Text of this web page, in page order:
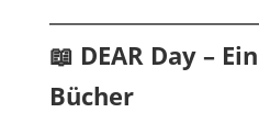
📖 DEAR Day –
Bücher